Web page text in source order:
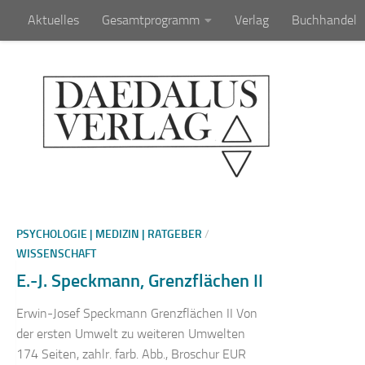
Zum Inhalt springen
Aktuelles Gesamtprogramm Verlag Buchhandel
PSYCHOLOGIE | MEDIZIN | RATGEBER /
WISSENSCHAFT
E.-J. Speckmann, Grenzflächen II
Erwin-Josef Speckmann Grenzflächen II Von
der ersten Umwelt zu weiteren Umwelten
174 Seiten, zahlr. farb. Abb., Broschur EUR